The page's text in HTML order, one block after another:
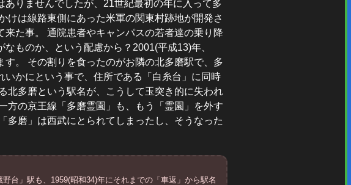
ありませんでしたが、21世紀最初の年に入って多
けは線路東側にあった米軍の関東村跡地が開発さ
た事。 通院患者やキャンパスの若者達の乗り降
ものか、という配慮から？2001(平成13)年、
す。 その割りを食ったのがお隣の北多磨駅で、多
いかにという事で、住所である「白糸台」に同時
北多磨という駅名が、こうして玉突き的に失われ
方の京王線「多磨霊園」も、もう「霊園」を外す
多磨」は西武にとられてしまったし、そうなった
台」駅も、1959(昭和34)年にそれまでの「車返」から駅名